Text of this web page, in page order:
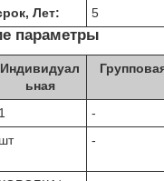
Лет:
5
параметры
Индивидуал
ьная
1 -
шт -